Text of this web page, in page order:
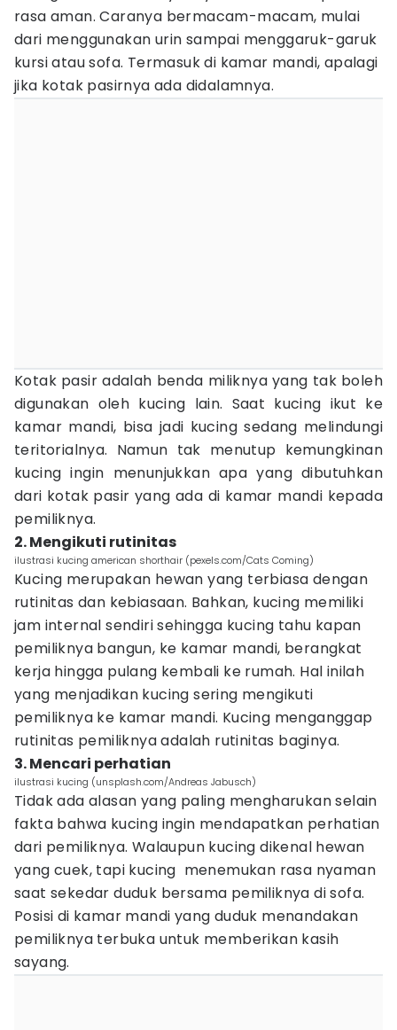
rasa aman. Caranya bermacam-macam, mulai
dari menggunakan urin sampai menggaruk-garuk
kursi atau sofa. Termasuk di kamar mandi, apalagi
jika kotak pasirnya ada didalamnya.
Kotak pasir adalah benda miliknya yang tak boleh
digunakan oleh kucing lain. Saat kucing ikut ke
kamar mandi, bisa jadi kucing sedang melindungi
teritorialnya. Namun tak menutup kemungkinan
kucing ingin menunjukkan apa yang dibutuhkan
dari kotak pasir yang ada di kamar mandi kepada
pemiliknya.
2. Mengikuti rutinitas
ilustrasi kucing american shorthair (pexels.com/Cats Coming)
Kucing merupakan hewan yang terbiasa dengan
rutinitas dan kebiasaan. Bahkan, kucing memiliki
jam internal sendiri sehingga kucing tahu kapan
pemiliknya bangun, ke kamar mandi, berangkat
kerja hingga pulang kembali ke rumah. Hal inilah
yang menjadikan kucing sering mengikuti
pemiliknya ke kamar mandi. Kucing menganggap
rutinitas pemiliknya adalah rutinitas baginya.
3. Mencari perhatian
ilustrasi kucing (unsplash.com/Andreas Jabusch)
Tidak ada alasan yang paling mengharukan selain
fakta bahwa kucing ingin mendapatkan perhatian
dari pemiliknya. Walaupun kucing dikenal hewan
yang cuek, tapi kucing menemukan rasa nyaman
saat sekedar duduk bersama pemiliknya di sofa.
Posisi di kamar mandi yang duduk menandakan
pemiliknya terbuka untuk memberikan kasih
sayang.